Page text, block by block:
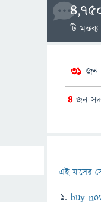
টি মন্তব্য
31জন
4জন
এই মাসের
buy